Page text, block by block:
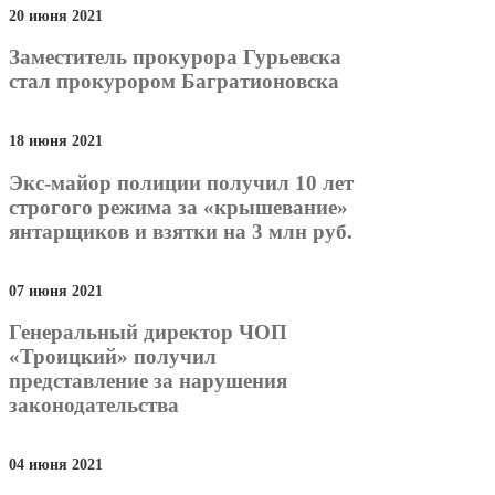
20 июня 2021
Заместитель прокурора Гурьевска
стал прокурором Багратионовска
18 июня 2021
Экс-майор полиции получил 10 лет
строгого режима за «крышевание»
янтарщиков и взятки на 3 млн руб.
07 июня 2021
Генеральный директор ЧОП
«Троицкий» получил
представление за нарушения
законодательства
04 июня 2021